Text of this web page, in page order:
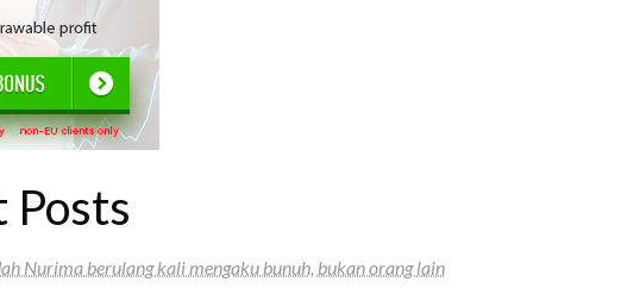
Posts
Nurima berulang kali mengaku bunuh, bukan orang lain